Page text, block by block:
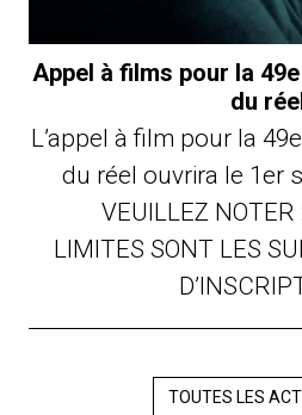
Appel à films pour la
du
L’appel à film pour la
du réel ouvrira le 1er
VEUILLEZ NOTER
LIMITES SONT LES
TOUTES LES